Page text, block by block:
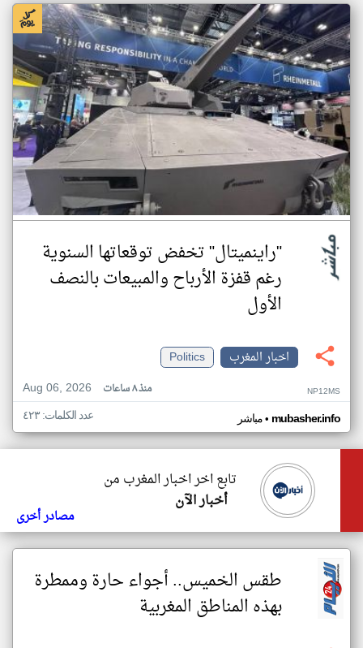
"راينميتال" تخفض توقعاتها السنوية
رغم قفزة الأرباح والمبيعات بالنصف
الأول
اخبار المغرب
Politics
Aug 06, 2026
منذ ٨ ساعات NP12MS
مباشر• mubasher.info عدد الكلمات: ٤٢٣
تابع اخر اخبار المغرب من
أخبار الآن
مصادر أخرى
طقس الخميس.. أجواء حارة وممطرة
بهذه المناطق المغربية